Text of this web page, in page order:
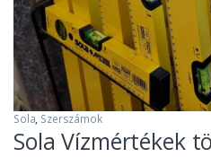
Sola, Szerszámok
Sola Vízmértékek